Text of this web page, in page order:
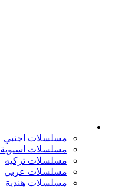
مسلسلات اجنبي
مسلسلات اسيوية
مسلسلات تركيه
مسلسلات عربي
مسلسلات هندية